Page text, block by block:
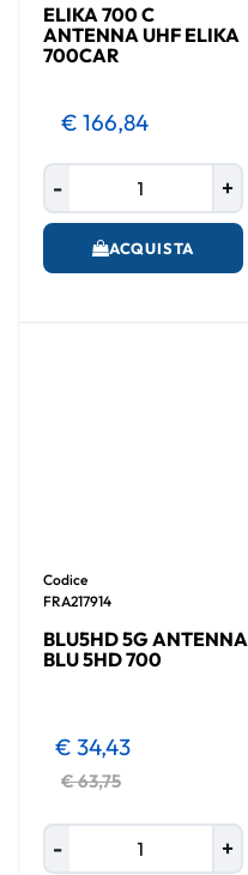
ELIKA 700 C
ANTENNA UHF ELIKA
700CAR
€ 166,84
ACQUISTA
Codice
FRA217914
BLU5HD 5G ANTENNA
BLU 5HD 700
€ 63,75
€ 34,43